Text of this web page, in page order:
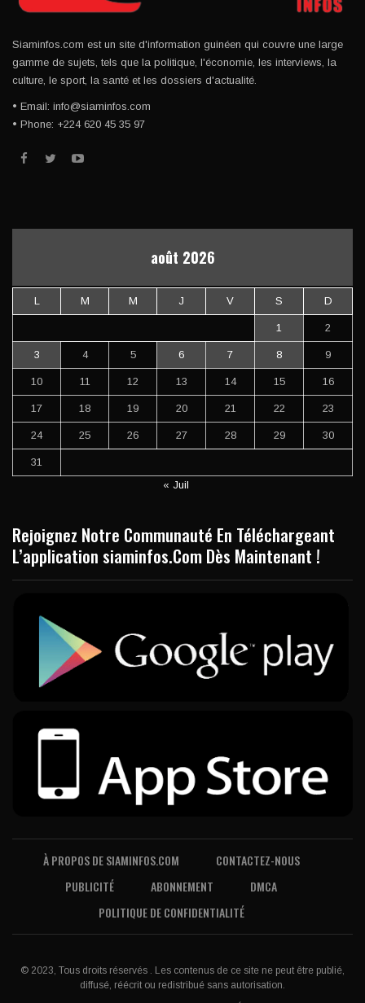
Siaminfos.com est un site d'information guinéen qui couvre une large
gamme de sujets, tels que la politique, l'économie, les interviews, la
culture, le sport, la santé et les dossiers d'actualité.
• Email: info@siaminfos.com
• Phone: +224 620 45 35 97
août 2026
L M M J V S D
1 2
3 4 5 6 7 8 9
10 11 12 13 14 15 16
17 18 19 20 21 22 23
24 25 26 27 28 29 30
31
« Juil
Rejoignez Notre Communauté En Téléchargeant
L’application siaminfos.Com Dès Maintenant !
À PROPOS DE SIAMINFOS.COM
CONTACTEZ-NOUS
PUBLICITÉ
ABONNEMENT
DMCA
POLITIQUE DE CONFIDENTIALITÉ
© 2023, Tous droits réservés . Les contenus de ce site ne peut être publié,
diffusé, réécrit ou redistribué sans autorisation.